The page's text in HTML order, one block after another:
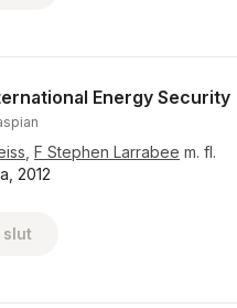
Energy Security
F Stephen Larrabee m. fl.
2012